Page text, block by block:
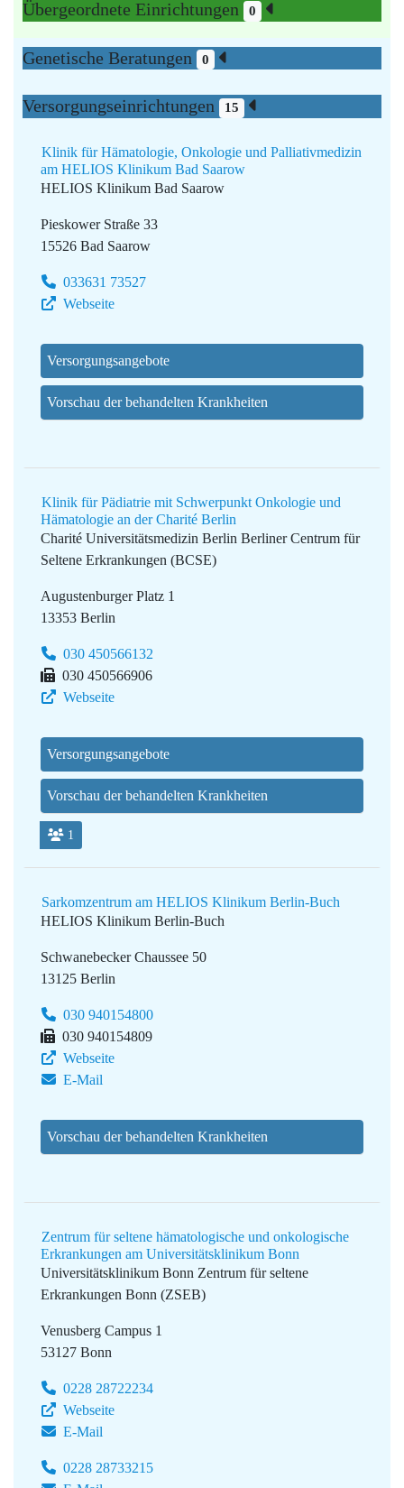
Übergeordnete Einrichtungen 0
Genetische Beratungen 0
Versorgungseinrichtungen 15
Klinik für Hämatologie, Onkologie und Palliativmedizin
am HELIOS Klinikum Bad Saarow
HELIOS Klinikum Bad Saarow
Pieskower Straße 33
15526 Bad Saarow
033631 73527
Webseite
Versorgungsangebote
Vorschau der behandelten Krankheiten
Klinik für Pädiatrie mit Schwerpunkt Onkologie und
Hämatologie an der Charité Berlin
Charité Universitätsmedizin Berlin Berliner Centrum für
Seltene Erkrankungen (BCSE)
Augustenburger Platz 1
13353 Berlin
030 450566132
030 450566906
Webseite
Versorgungsangebote
Vorschau der behandelten Krankheiten
1
Sarkomzentrum am HELIOS Klinikum Berlin-Buch
HELIOS Klinikum Berlin-Buch
Schwanebecker Chaussee 50
13125 Berlin
030 940154800
030 940154809
Webseite
E-Mail
Vorschau der behandelten Krankheiten
Zentrum für seltene hämatologische und onkologische
Erkrankungen am Universitätsklinikum Bonn
Universitätsklinikum Bonn Zentrum für seltene
Erkrankungen Bonn (ZSEB)
Venusberg Campus 1
53127 Bonn
0228 28722234
Webseite
E-Mail
0228 28733215